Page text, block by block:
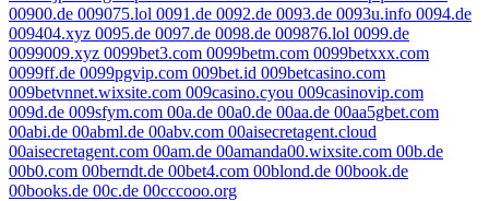
00900.de 009075.lol 0091.de 0092.de 0093.de 0093u.info 0094.de
009404.xyz 0095.de 0097.de 0098.de 009876.lol 0099.de
0099009.xyz 0099bet3.com 0099betm.com 0099betxxx.com
0099ff.de 0099pgvip.com 009bet.id 009betcasino.com
009betvnnet.wixsite.com 009casino.cyou 009casinovip.com
009d.de 009sfym.com 00a.de 00a0.de 00aa.de 00aa5gbet.com
00abi.de 00abml.de 00abv.com 00aisecretagent.cloud
00aisecretagent.com 00am.de 00amanda00.wixsite.com 00b.de
00b0.com 00berndt.de 00bet4.com 00blond.de 00book.de
00books.de 00c.de 00cccooo.org